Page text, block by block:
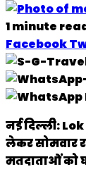
1 minute
Facebook
नई दिल्ली:
लेकर सोमवार
मतदाताओं को